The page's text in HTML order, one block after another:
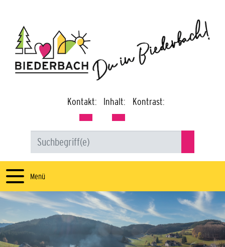
Kontakt: Inhalt: Kontrast:
Menü